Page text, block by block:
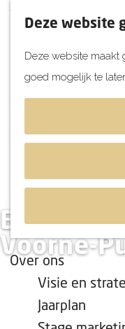
Deze website
Deze website
goed mogelijk te
d
e
h
Voor ondernemers
Locatie
Aanhaken
Over ons
Visie en
Jaarplan
Beleef
Voorne-